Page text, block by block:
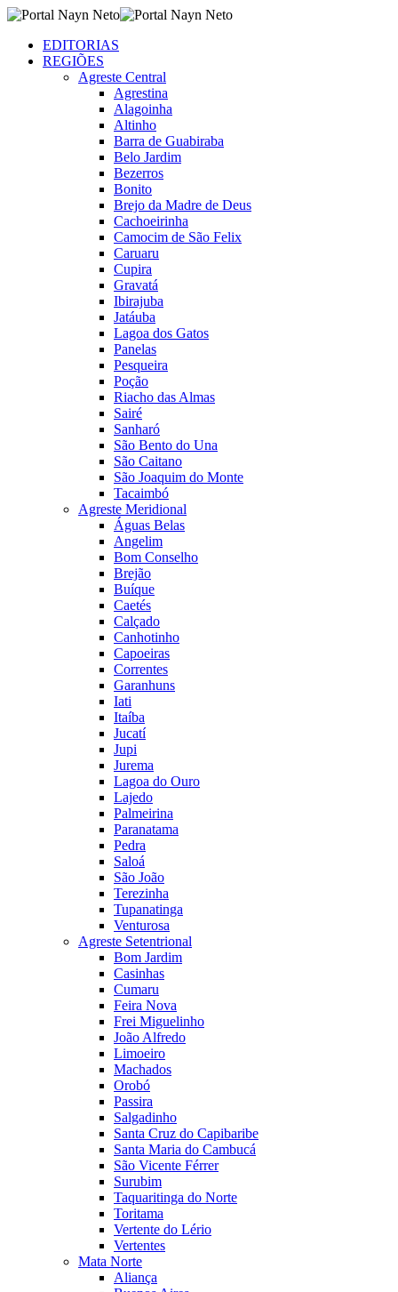
EDITORIAS
REGIÕES
Agreste Central
Agrestina
Alagoinha
Altinho
Barra de Guabiraba
Belo Jardim
Bezerros
Bonito
Brejo da Madre de Deus
Cachoeirinha
Camocim de São Felix
Caruaru
Cupira
Gravatá
Ibirajuba
Jatáuba
Lagoa dos Gatos
Panelas
Pesqueira
Poção
Riacho das Almas
Sairé
Sanharó
São Bento do Una
São Caitano
São Joaquim do Monte
Tacaimbó
Agreste Meridional
Águas Belas
Angelim
Bom Conselho
Brejão
Buíque
Caetés
Calçado
Canhotinho
Capoeiras
Correntes
Garanhuns
Iati
Itaíba
Jucatí
Jupi
Jurema
Lagoa do Ouro
Lajedo
Palmeirina
Paranatama
Pedra
Saloá
São João
Terezinha
Tupanatinga
Venturosa
Agreste Setentrional
Bom Jardim
Casinhas
Cumaru
Feira Nova
Frei Miguelinho
João Alfredo
Limoeiro
Machados
Orobó
Passira
Salgadinho
Santa Cruz do Capibaribe
Santa Maria do Cambucá
São Vicente Férrer
Surubim
Taquaritinga do Norte
Toritama
Vertente do Lério
Vertentes
Mata Norte
Aliança